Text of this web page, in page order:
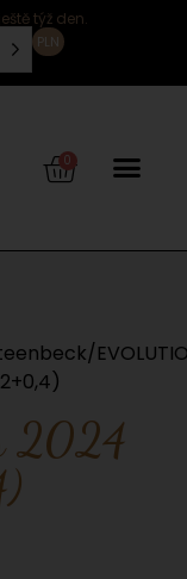
týž den.
PLN
0
/
2024